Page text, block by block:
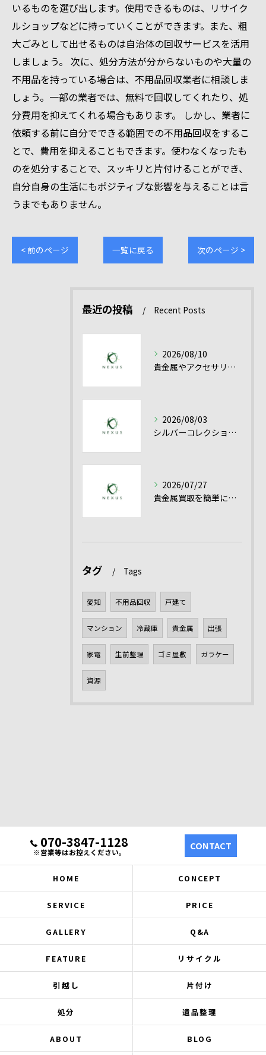
いるものを選び出します。使用できるものは、リサイク
ルショップなどに持っていくことができます。また、粗
大ごみとして出せるものは自治体の回収サービスを活用
しましょう。 次に、処分方法が分からないものや大量の
不用品を持っている場合は、不用品回収業者に相談しま
しょう。一部の業者では、無料で回収してくれたり、処
分費用を抑えてくれる場合もあります。 しかし、業者に
依頼する前に自分でできる範囲での不用品回収をするこ
とで、費用を抑えることもできます。使わなくなったも
のを処分することで、スッキリと片付けることができ、
自分自身の生活にもポジティブな影響を与えることは言
うまでもありません。
< 前のページ 一覧に戻る 次のページ >
最近の投稿 Recent Posts
2026/08/10
貴金属やアクセサリーの買取を高額にするためのシルバー買取活用ガイド
2026/08/03
シルバーコレクション売却を愛知県で有利に進める貴金属シルバー買取の実践ポイント
2026/07/27
貴金属買取を簡単に成功させるシルバー買取と高額売却のコツ
タグ Tags
愛知 不用品回収 戸建て
マンション 冷蔵庫 貴金属 出張
家電 生前整理 ゴミ屋敷 ガラケー
資源
070-3847-1128
※営業等はお控えください。
CONTACT
HOME CONCEPT
SERVICE PRICE
GALLERY Q&A
FEATURE リサイクル
引越し 片付け
処分 遺品整理
ABOUT BLOG